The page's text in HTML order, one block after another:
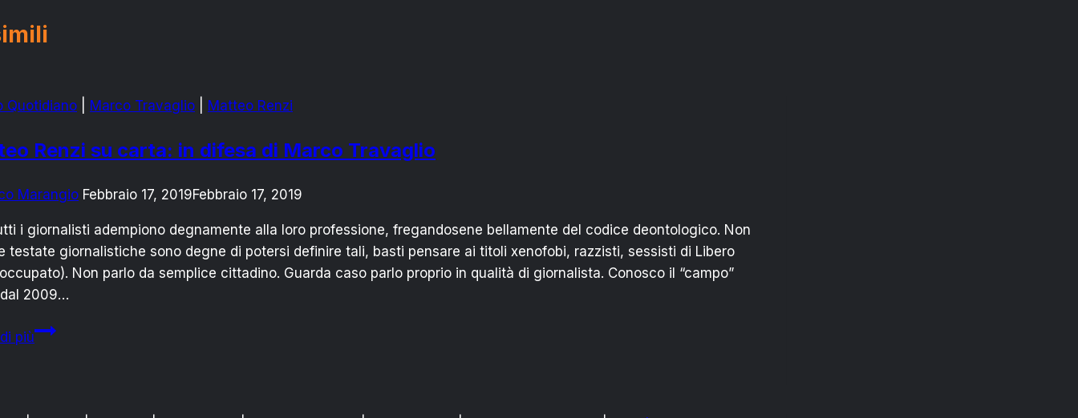
Quotidiano Marco Travaglio Matteo Renzi
Renzi su carta: in difesa di Marco Travaglio
Marangio Febbraio 17, 2019Febbraio 17, 2019
i giornalisti adempiono degnamente alla loro professione, fregandosene bellamente del codice deontologico. Non
testate giornalistiche sono degne di potersi definire tali, basti pensare ai titoli xenofobi, razzisti, sessisti di Libero
Non parlo da semplice cittadino. Guarda caso parlo proprio in qualità di giornalista. Conosco il “campo”
2009…
piùMatteo